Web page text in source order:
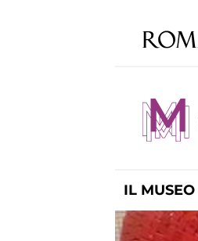
IL MUSEO